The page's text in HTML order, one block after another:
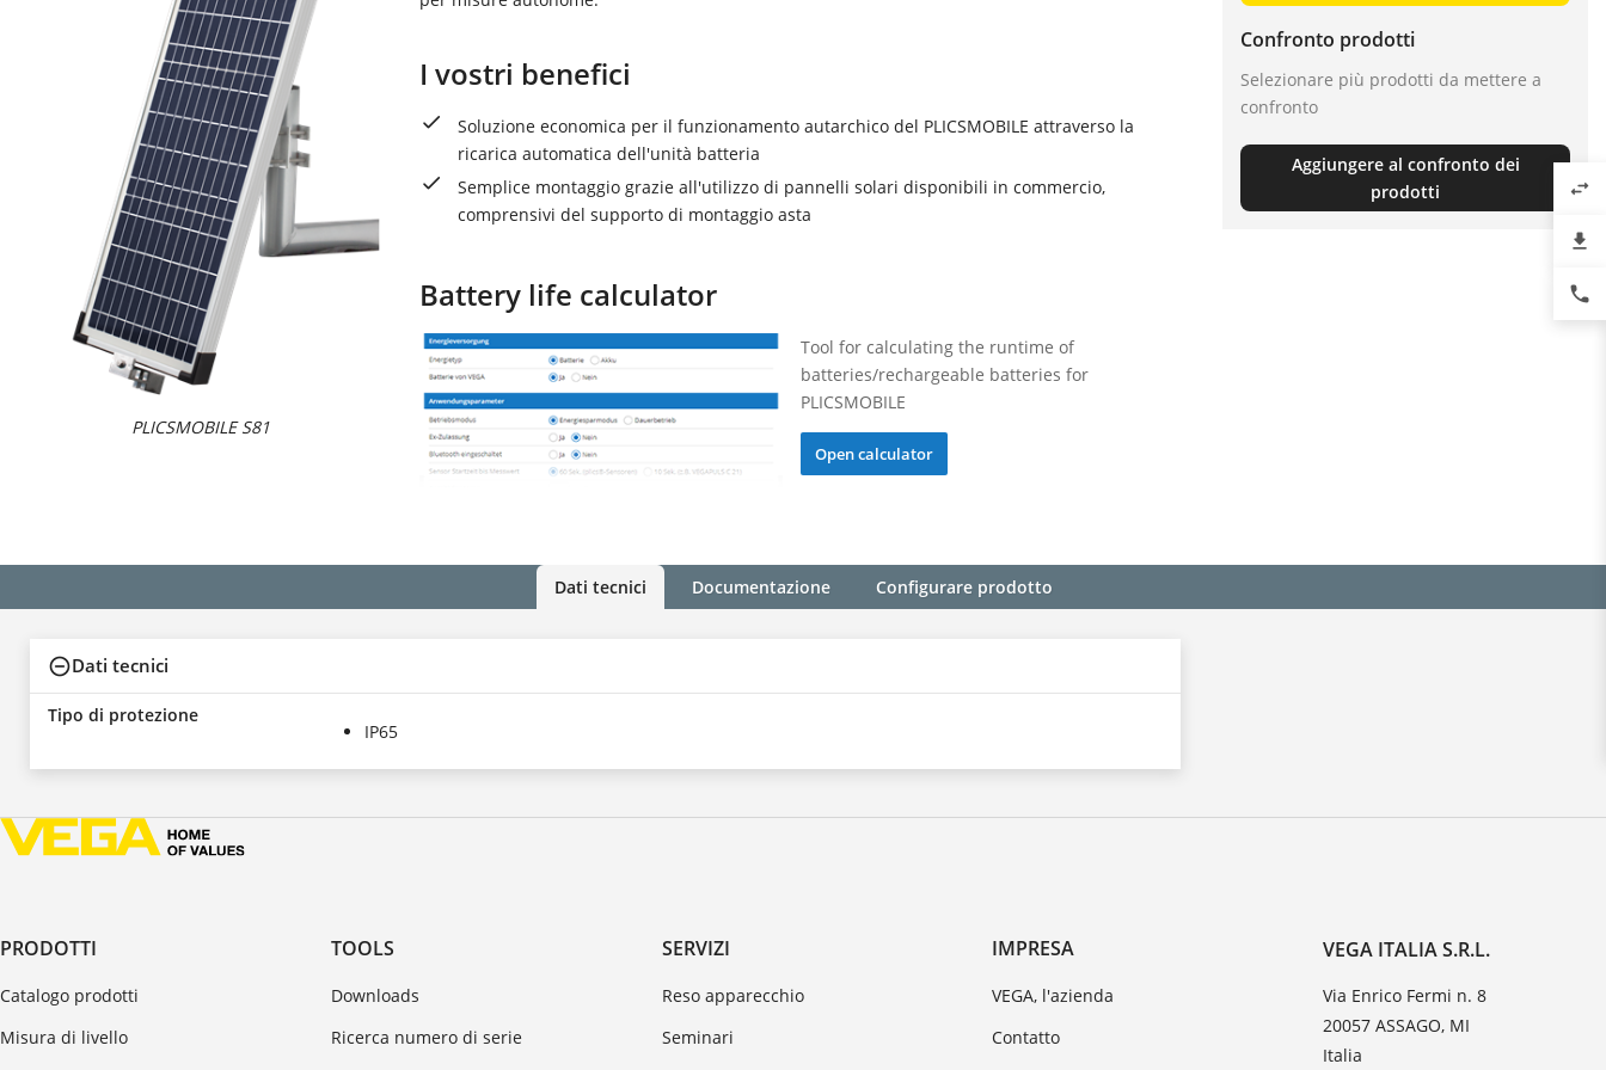
PLICSMOBILE S81
I vostri benefici
Soluzione economica per il funzionamento autarchico del PLICSMOBILE attraverso la
ricarica automatica dell'unità batteria
Semplice montaggio grazie all'utilizzo di pannelli solari disponibili in commercio,
comprensivi del supporto di montaggio asta
Battery life calculator
Tool for calculating the runtime of
batteries/rechargeable batteries for
PLICSMOBILE
Open calculator
Confronto prodotti
Selezionare più prodotti da mettere a
confronto
Aggiungere al confronto dei
prodotti
Dati tecnici Documentazione Configurare prodotto
Dati tecnici
Tipo di protezione
IP65
PRODOTTI
Catalogo prodotti
Misura di livello
TOOLS
Downloads
Ricerca numero di serie
SERVIZI
Reso apparecchio
Seminari
IMPRESA
VEGA, l'azienda
Contatto
VEGA ITALIA S.R.L.
Via Enrico Fermi n. 8
20057 ASSAGO, MI
Italia
swap_horiz
file_download
phone